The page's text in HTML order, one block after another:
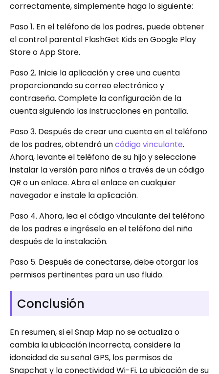
correctamente, simplemente haga lo siguiente:
Paso 1. En el teléfono de los padres, puede obtener
el control parental FlashGet Kids en Google Play
Store o App Store.
Paso 2. Inicie la aplicación y cree una cuenta
proporcionando su correo electrónico y
contraseña. Complete la configuración de la
cuenta siguiendo las instrucciones en pantalla.
Paso 3. Después de crear una cuenta en el teléfono
de los padres, obtendrá uncódigo vinculante.
Ahora, levante el teléfono de su hijo y seleccione
instalar la versión para niños a través de un código
QR o un enlace. Abra el enlace en cualquier
navegador e instale la aplicación.
Paso 4. Ahora, lea el código vinculante del teléfono
de los padres e ingréselo en el teléfono del niño
después de la instalación.
Paso 5. Después de conectarse, debe otorgar los
permisos pertinentes para un uso fluido.
Conclusión
En resumen, si el Snap Map no se actualiza o
cambia la ubicación incorrecta, considere la
idoneidad de su señal GPS, los permisos de
Snapchat y la conectividad Wi-Fi. La ubicación de su